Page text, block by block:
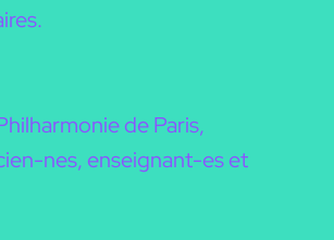
de Paris,
nes, enseignant-es et